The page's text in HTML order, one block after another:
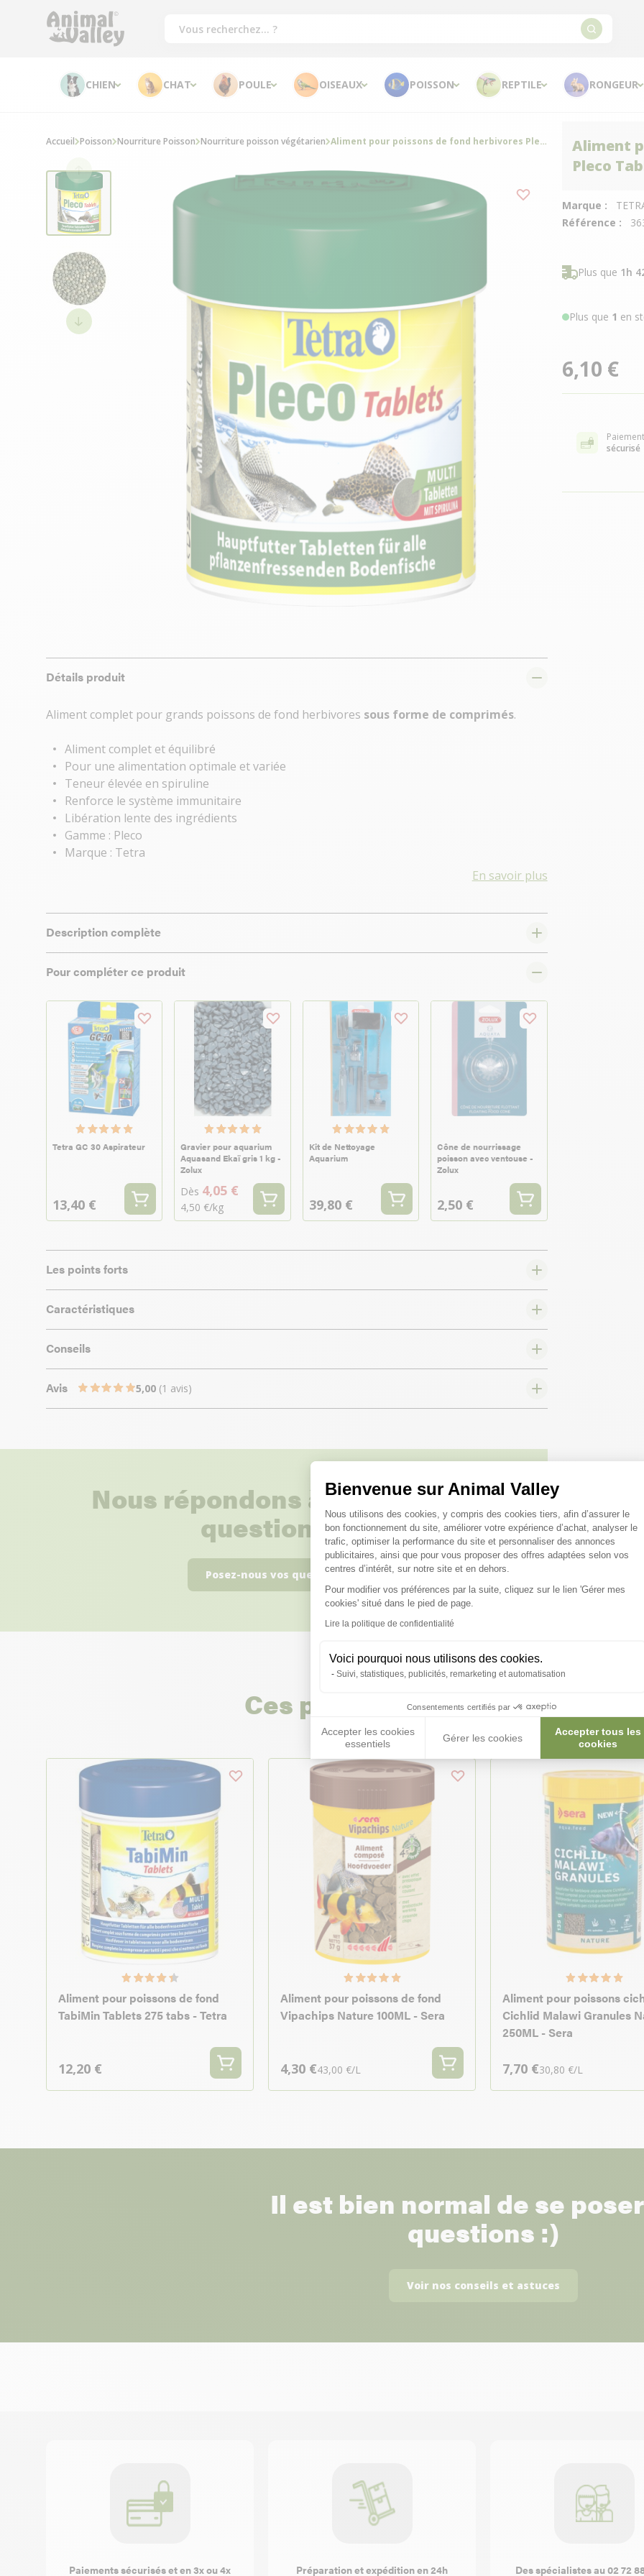
Bienvenue sur Animal Valley
Plateforme de Gestion du
Nous utilisons des cookies, y compris des cookies tiers, afin d’assurer le
bon fonctionnement du site, améliorer votre expérience d’achat, analyser le
trafic, optimiser la performance du site et personnaliser des annonces
publicitaires, ainsi que pour vous proposer des offres adaptées selon vos
centres d’intérêt, sur notre site et en dehors.
Pour modifier vos préférences par la suite, cliquez sur le lien 'Gérer mes
cookies' situé dans le pied de page.
Lire la politique de confidentialité
Voici pourquoi nous utilisons des cookies.
Suivi, statistiques, publicités, remarketing et automatisation
Consentements certifiés par
Accepter les cookies
essentiels
Gérer les cookies
Accepter tous les
cookies
Axeptio consent
CHIEN CHAT POULE OISEAUX POISSON REPTILE RONGEUR
Aliment
Pleco
Marque :
Référence :
Plus que 1h
Plus que 1 en
6,10 €
Paiement
sécurisé
Détails produit
Aliment complet pour grands poissons de fond herbivores sous forme de comprimés.
Aliment complet et équilibré
Pour une alimentation optimale et variée
Teneur élevée en spiruline
Renforce le système immunitaire
Libération lente des ingrédients
Gamme : Pleco
Marque : Tetra
En savoir plus
Description complète
Pour compléter ce produit
Tetra GC 30 Aspirateur
13,40 €
Gravier pour aquarium
Aquasand Ekaï gris 1 kg -
Zolux
Dès 4,05 €
4,50 €/kg
Kit de Nettoyage
Aquarium
39,80 €
Cône de nourrissage
poisson avec ventouse -
Zolux
2,50 €
Les points forts
Caractéristiques
Conseils
Avis 5,00 (1 avis)
Nous répondons à toutes vos
questions ;)
Posez-nous vos questions
Accueil Poisson Nourriture Poisson Nourriture poisson végétarien Aliment pour poissons de fond herbivores Pleco Tablets 120 tabs - Tetra
Ces produits peuvent vous
Aliment pour poissons de fond
TabiMin Tablets 275 tabs - Tetra
12,20 €
Aliment pour poissons de fond
Vipachips Nature 100ML - Sera
4,30 €43,00 €/L
Aliment pour poissons
Cichlid Malawi Granules
250ML - Sera
7,70 €30,80 €/L
Il est bien normal de se
questions :)
Voir nos conseils et astuces
Paiements sécurisés et en 3x ou 4x Préparation et expédition en 24h Des spécialistes au 02 72